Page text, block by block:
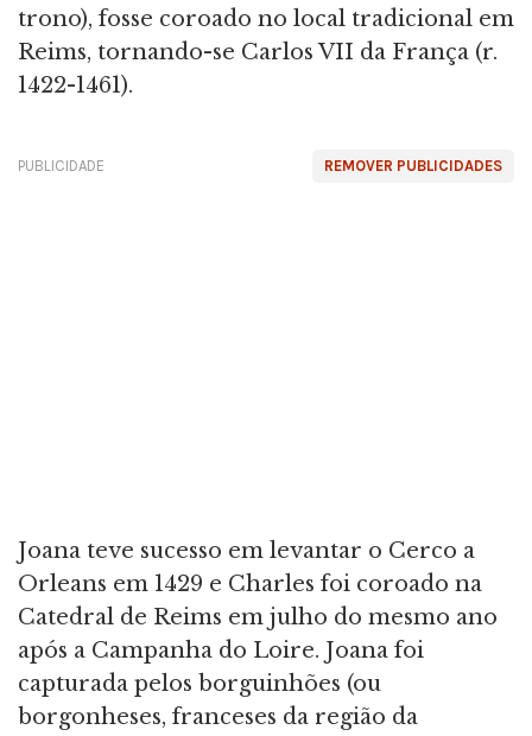
trono), fosse coroado no local tradicional em
Reims, tornando-se Carlos VII da França (r.
1422-1461).
REMOVER PUBLICIDADES
PUBLICIDADE
Joana teve sucesso em levantar o Cerco a
Orleans em 1429 e Charles foi coroado na
Catedral de Reims em julho do mesmo ano
após a Campanha do Loire. Joana foi
capturada pelos borguinhões (ou
borgonheses, franceses da região da